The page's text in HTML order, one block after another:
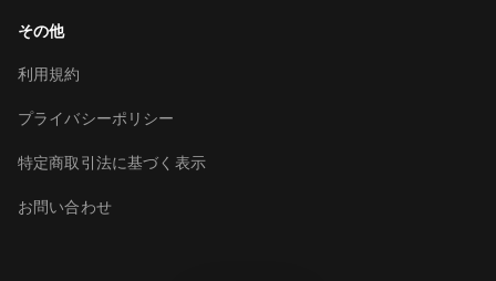
その他
利用規約
プライバシーポリシー
特定商取引法に基づく表示
お問い合わせ